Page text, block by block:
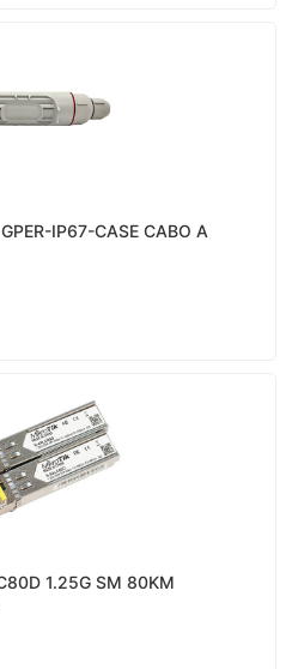
IP67-CASE CABO A
1.25G SM 80KM